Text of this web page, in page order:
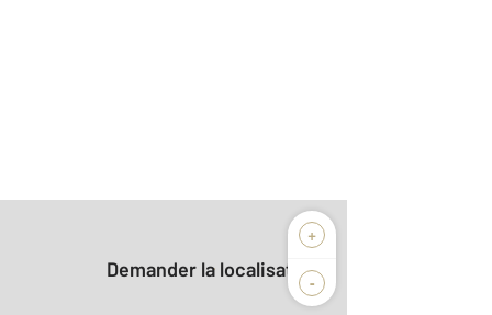
+
-
Demander la localisation